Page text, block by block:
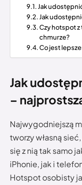
Jak
Jak
Czy hotspot
chmurze?
Co jest
Jak
–
Najwygodniejszą
tworzy własną
się z nią tak samo
iPhonie, jak i
Hotspot osobisty